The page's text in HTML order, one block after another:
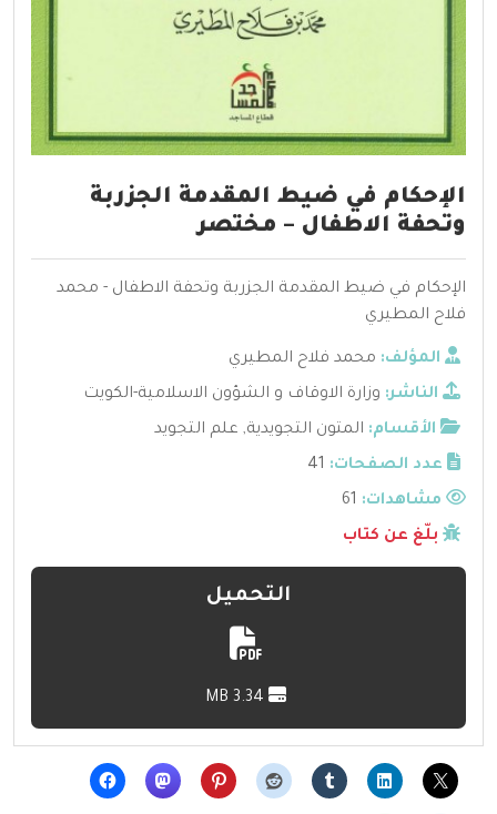
الإحكام في ضيط المقدمة الجزربة
وتحفة الاطفال – مختصر
الإحكام في ضيط المقدمة الجزربة وتحفة الاطفال - محمد
فلاح المطيري
المؤلف: محمد فلاح المطيري
الناشر: وزارة الاوقاف و الشؤون الاسلامية-الكويت
الأقسام: المتون التجويدية, علم التجويد
عدد الصفحات: 41
مشاهدات:
بلّغ عن كتاب
التحميل